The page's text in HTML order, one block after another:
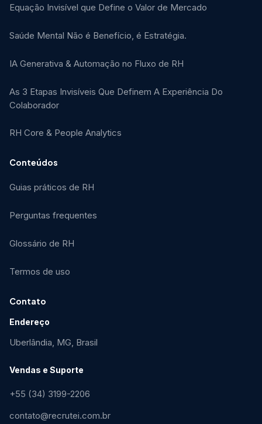
Equação Invisível que Define o Valor de Mercado
Saúde Mental Não é Benefício, é Estratégia.
IA Generativa & Automação no Fluxo de RH
As 3 Etapas Invisíveis Que Definem A Experiência Do
Colaborador
RH Core & People Analytics
Conteúdos
Guias práticos de RH
Perguntas frequentes
Glossário de RH
Termos de uso
Contato
Endereço
Uberlândia, MG, Brasil
Vendas e Suporte
+55 (34) 3199-2206
contato@recrutei.com.br